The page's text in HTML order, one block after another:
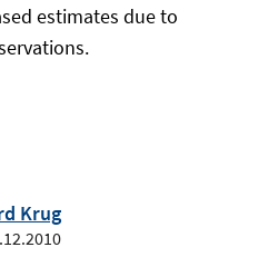
estimates due to
Krug